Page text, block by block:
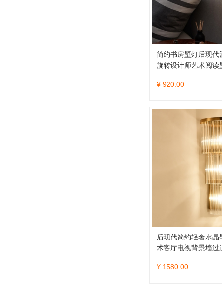
简约书房壁灯后现代
旋转设计师艺术阅读
¥ 920.00
后现代简约轻奢水
术客厅电视背景墙过
¥ 1580.00